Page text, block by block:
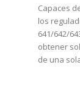
Capaces
los
641/642/
obtener
de una